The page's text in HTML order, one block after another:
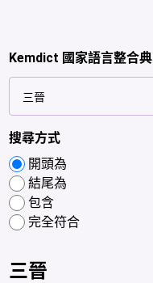
Kemdict 國家語言整合典
搜尋方式
開頭為
結尾為
包含
完全符合
三晉